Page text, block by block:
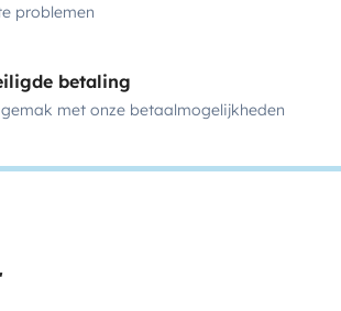
problemen
betaling
gemak met onze betaalmogelijkheden